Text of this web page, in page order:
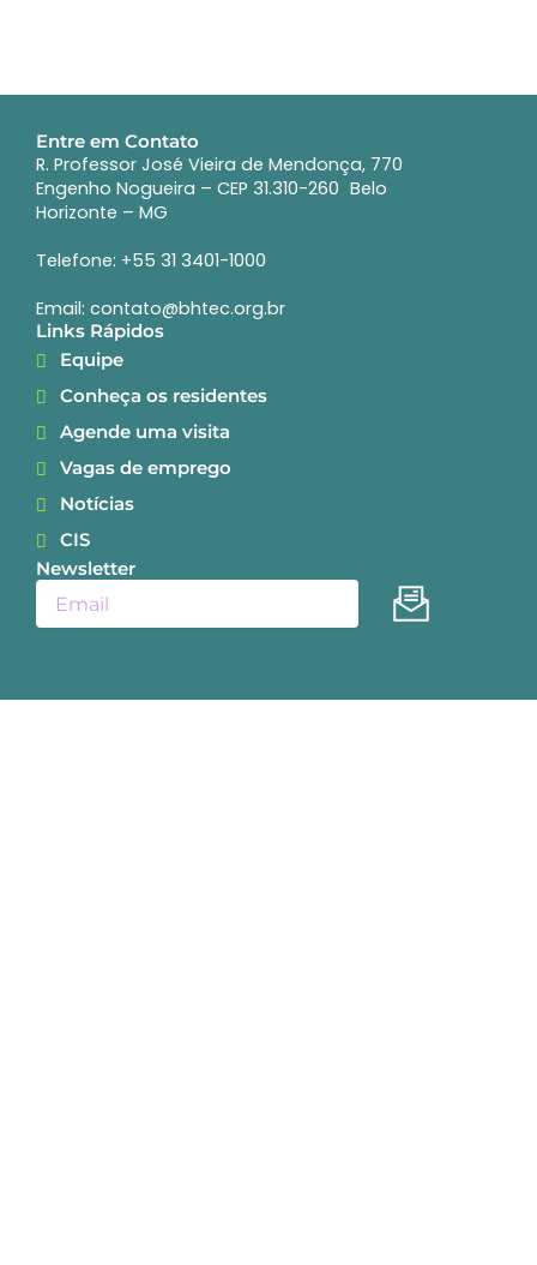
Entre em Contato
R. Professor José Vieira de Mendonça, 770
Engenho Nogueira – CEP 31.310-260 Belo
Horizonte – MG
Telefone: +55 31 3401-1000
Email: contato@bhtec.org.br
Links Rápidos
Equipe
Conheça os residentes
Agende uma visita
Vagas de emprego
Notícias
CIS
Newsletter
Enviar